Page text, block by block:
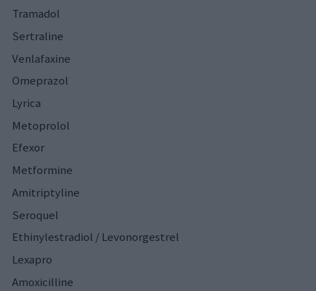
Tramadol
Sertraline
Venlafaxine
Omeprazol
Lyrica
Metoprolol
Efexor
Metformine
Amitriptyline
Seroquel
Ethinylestradiol / Levonorgestrel
Lexapro
Amoxicilline